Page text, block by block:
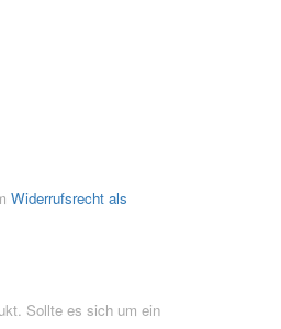
Widerrufsrecht als
Sollte es sich um ein